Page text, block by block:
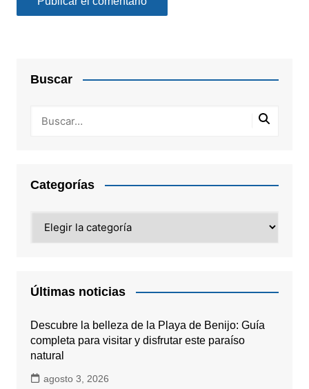
Buscar
Categorías
Últimas noticias
Descubre la belleza de la Playa de Benijo: Guía
completa para visitar y disfrutar este paraíso
natural
agosto 3, 2026